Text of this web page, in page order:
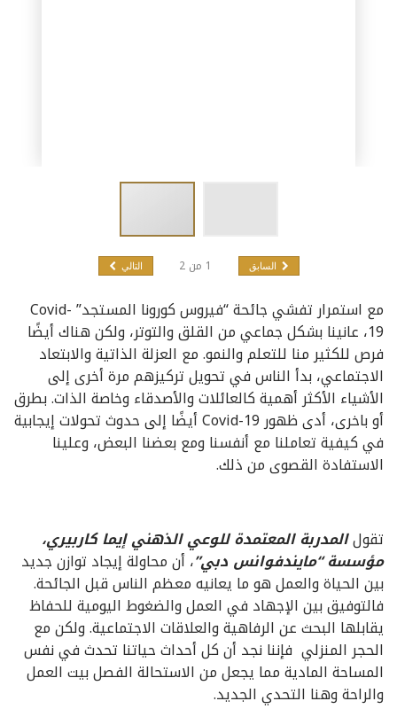
السابق 1 من 2 التالي
مع استمرار تفشي جائحة “فيروس كورونا المستجد” Covid-
19، عانينا بشكل جماعي من القلق والتوتر، ولكن هناك أيضًا
فرص للكثير منا للتعلم والنمو. مع العزلة الذاتية والابتعاد
الاجتماعي، بدأ الناس في تحويل تركيزهم مرة أخرى إلى
الأشياء الأكثر أهمية كالعائلات والأصدقاء وخاصة الذات. بطرق
أو باخرى، أدى ظهور Covid-19 أيضًا إلى حدوث تحولات إيجابية
في كيفية تعاملنا مع أنفسنا ومع بعضنا البعض، وعلينا
الاستفادة القصوى من ذلك.
تقولالمدربة المعتمدة للوعي الذهني إيما كاربيري،
مؤسسة “مايندفوانس دبي”، أن محاولة إيجاد توازن جديد
بين الحياة والعمل هو ما يعانيه معظم الناس قبل الجائحة.
فالتوفيق بين الإجهاد في العمل والضغوط اليومية للحفاظ
يقابلها البحث عن الرفاهية والعلاقات الاجتماعية. ولكن مع
الحجر المنزلي فإننا نجد أن كل أحداث حياتنا تحدث في نفس
المساحة المادية مما يجعل من الاستحالة الفصل بيت العمل
والراحة وهنا التحدي الجديد.